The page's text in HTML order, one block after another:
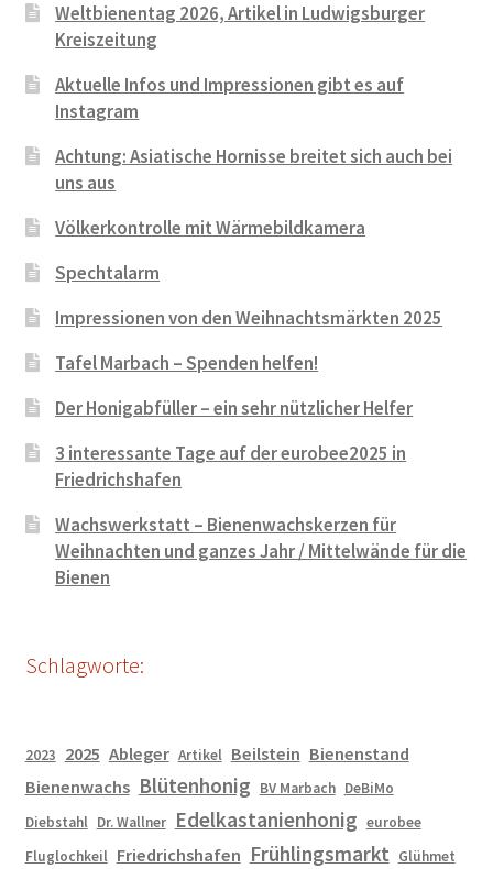
Weltbienentag 2026, Artikel in Ludwigsburger
Kreiszeitung
Aktuelle Infos und Impressionen gibt es auf
Instagram
Achtung: Asiatische Hornisse breitet sich auch bei
uns aus
Völkerkontrolle mit Wärmebildkamera
Spechtalarm
Impressionen von den Weihnachtsmärkten 2025
Tafel Marbach – Spenden helfen!
Der Honigabfüller – ein sehr nützlicher Helfer
3 interessante Tage auf der eurobee2025 in
Friedrichshafen
Wachswerkstatt – Bienenwachskerzen für
Weihnachten und ganzes Jahr / Mittelwände für die
Bienen
Schlagworte:
2023 2025 Ableger Artikel Beilstein Bienenstand
Bienenwachs Blütenhonig BV Marbach DeBiMo
Diebstahl Dr. Wallner Edelkastanienhonig eurobee
Fluglochkeil Friedrichshafen Frühlingsmarkt Glühmet